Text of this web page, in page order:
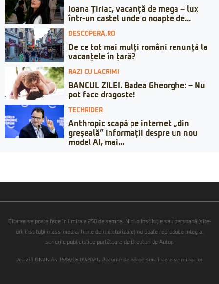
Ioana Țiriac, vacanță de mega – lux
într-un castel unde o noapte de...
DESCOPERA.RO
De ce tot mai mulți români renunță la
vacanțele în țară?
RAZI CU LACRIMI
BANCUL ZILEI. Badea Gheorghe: – Nu
pot face dragoste!
TECHRIDER
Anthropic scapă pe internet „din
greșeală” informații despre un nou
model AI, mai...
Citarea se poate face în limita a 250 de semne. Nici o instituţie sau persoană (site-
uri, instituţii mass-media, firme de monitorizare) nu poate reproduce integral
scrierile publicistice purtătoare de Drepturi de Autor.
Decizia ONJN nr. 1598/16.09.2021. Jocurile de noroc sunt interzise minorilor.